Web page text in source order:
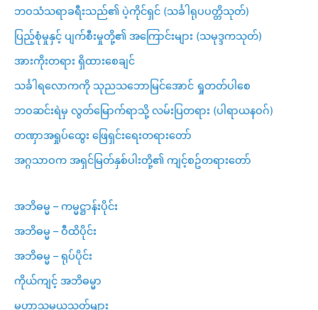
ဘဝသံသရာခရီးသည်၏ ပဲ့ကိုင်ရှင် (သင်္ခါရုပပတ္တိသုတ်)
ပြည့်စုံမှုနှင့် ပျက်စီးမှုတို့၏ အကြောင်းများ (သမုဒ္ဒကသုတ်)
အားကိုးတရား ရှိထားစေချင်
သင်္ခါရလောကကို သုညသဘောမြင်အောင် ရှုတတ်ပါစေ
ဘဝဆင်းရဲမှ လွတ်မြောက်ရာသို့ လမ်းပြတရား (ပါရာယနဝဂ်)
တဏှာအရှုပ်ထွေး ဖြေရှင်းရေးတရားတော်
အဂ္ဂသာဝက အရှင်မြတ်နှစ်ပါးတို့၏ ကျင့်စဥ်တရားတော်
အဘိဓမ္မ – ကမ္မဋ္ဌာန်းပိုင်း
အဘိဓမ္မ – ဝီထိပိုင်း
အဘိဓမ္မ – ရုပ်ပိုင်း
ကိုယ်ကျင့် အဘိဓမ္မာ
မဟာသမယသုတ်များ